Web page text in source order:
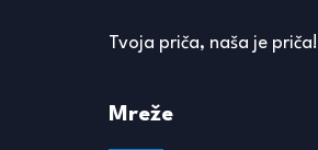
Tvoja priča, naša je priča!
Mreže